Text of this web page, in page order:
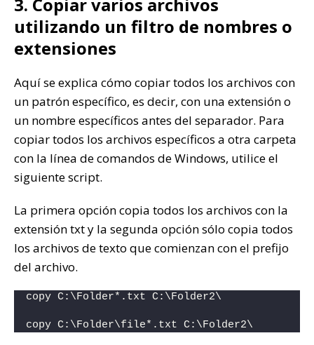
3. Copiar varios archivos
utilizando un filtro de nombres o
extensiones
Aquí se explica cómo copiar todos los archivos con
un patrón específico, es decir, con una extensión o
un nombre específicos antes del separador. Para
copiar todos los archivos específicos a otra carpeta
con la línea de comandos de Windows, utilice el
siguiente script.
La primera opción copia todos los archivos con la
extensión txt y la segunda opción sólo copia todos
los archivos de texto que comienzan con el prefijo
del archivo.
copy C:\Folder*.txt C:\Folder2\
copy C:\Folder\file*.txt C:\Folder2\